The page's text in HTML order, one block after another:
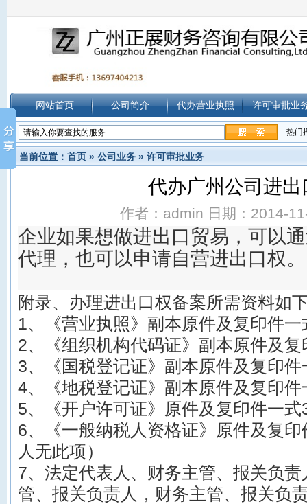
网站首页 公司简介 代办营业执照 许可审批业
热门
当前位置： 首页 » 公司业务 » 许可审批业务
代办广州公司进出
作者：admin 日期：2014-
企业如果想做进出口贸易，可以
代理，也可以申请自营进出口权。
附录、办理进出口权备案所需资料如
1、《营业执照》副本原件及复印件一
2、《组织机构代码证》副本原件及
3、《国税登记证》副本原件及复印件
4、《地税登记证》副本原件及复印件
5、《开户许可证》原件及复印件一式
6、《一般纳税人资格证》原件及复
人无此项）
7、法定代表人、财务主管、报关负
管、报关负责人，财务主管、报关负